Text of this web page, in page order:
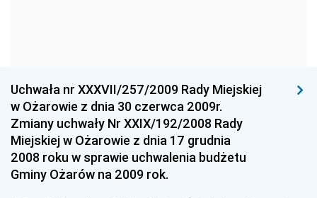
Dziennik Urzędowy Ministra Gospodarki
Dziennik Urzędowy Urzędu Ochrony Konkurencji i
Konsumentów
Dziennik Urzędowy Ministra Pracy i Polityki
Społecznej
Uchwała nr XXXVII/257/2009 Rady Miejskiej
w Ożarowie z dnia 30 czerwca 2009r.
Zmiany uchwały Nr XXIX/192/2008 Rady
Miejskiej w Ożarowie z dnia 17 grudnia
2008 roku w sprawie uchwalenia budżetu
Gminy Ożarów na 2009 rok.